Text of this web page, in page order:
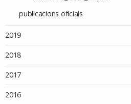
publicacions oficials
2019
2018
2017
2016